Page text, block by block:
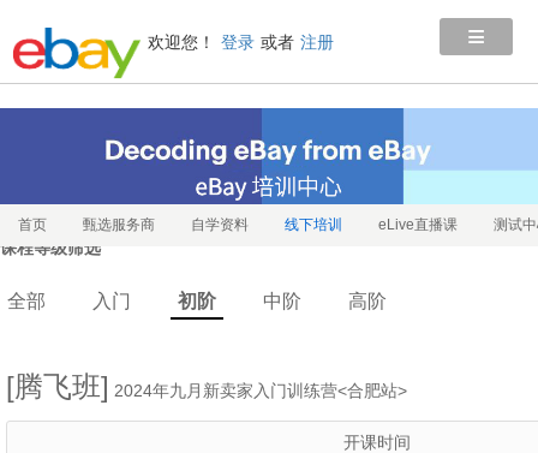
≡
欢迎您！ 登录 或者 注册
首页 甄选服务商 自学资料 线下培训 eLive直播课 测试
课程等级筛选
全部 入门 初阶 中阶 高阶
[腾飞班] 2024年九月新卖家入门训练营<合肥站>
开课时间